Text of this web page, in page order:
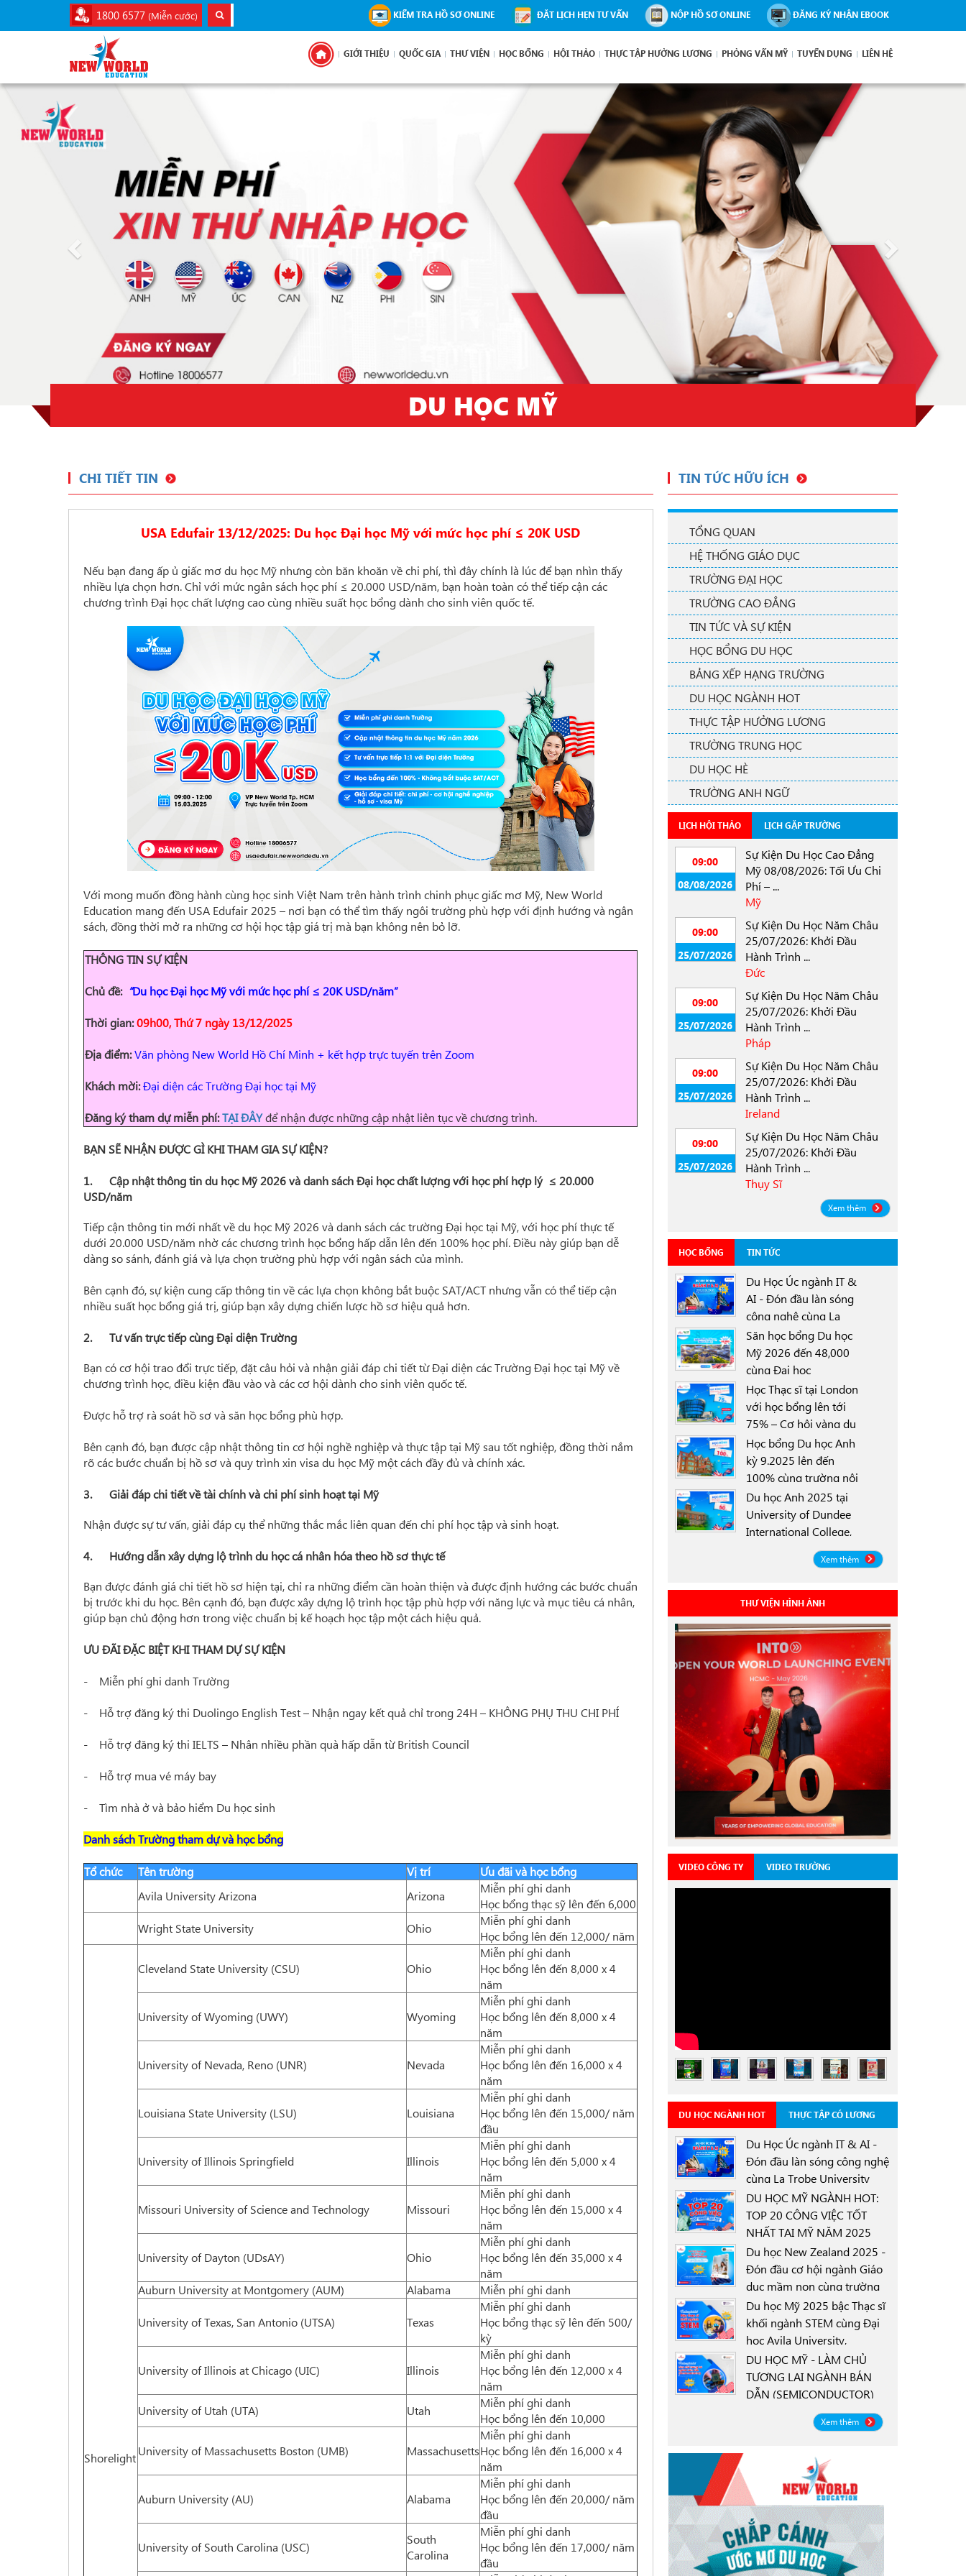
1800 6577 (Miễn cước) KIỂM TRA HỒ SƠ ONLINE ĐẶT LỊCH HẸN TƯ VẤN NỘP HỒ SƠ ONLINE ĐĂNG KÝ NHẬN EBOOK
GIỚI THIỆU QUỐC GIA THƯ VIỆN HỌC BỔNG HỘI THẢO THỰC TẬP HƯỞNG LƯƠNG PHỎNG VẤN MỸ TUYỂN DỤNG LIÊN HỆ
Previous Next
DU HỌC MỸ
CHI TIẾT TIN
USA Edufair 13/12/2025: Du học Đại học Mỹ với mức học phí ≤ 20K USD
Nếu bạn đang ấp ủ giấc mơ du học Mỹ nhưng còn băn khoăn về chi phí, thì đây chính là lúc để bạn nhìn thấy
nhiều lựa chọn hơn. Chỉ với mức ngân sách học phí ≤ 20.000 USD/năm, bạn hoàn toàn có thể tiếp cận các
chương trình Đại học chất lượng cao cùng nhiều suất học bổng dành cho sinh viên quốc tế.
Với mong muốn đồng hành cùng học sinh Việt Nam trên hành trình chinh phục giấc mơ Mỹ, New World
Education mang đến USA Edufair 2025 – nơi bạn có thể tìm thấy ngôi trường phù hợp với định hướng và ngân
sách, đồng thời mở ra những cơ hội học tập giá trị mà bạn không nên bỏ lỡ.
THÔNG TIN SỰ KIỆN
Chủ đề: “Du học Đại học Mỹ với mức học phí ≤ 20K USD/năm”
Thời gian:09h00, Thứ 7 ngày13/12/2025
Địa điểm:Văn phòng New World Hồ Chí Minh + kết hợp trực tuyến trên Zoom
Khách mời:Đại diện các Trường Đại học tại Mỹ
Đăng ký tham dự miễn phí:TẠI ĐÂYđể nhận được những cập nhật liên tục về chương trình.
BẠN SẼ NHẬN ĐƯỢC GÌ KHI THAM GIA SỰ KIỆN?
1. Cập nhật thông tin du học Mỹ 2026 và danh sách Đại học chất lượng với học phí hợp lý ≤ 20.000
USD/năm
Tiếp cận thông tin mới nhất về du học Mỹ 2026 và danh sách các trường Đại học tại Mỹ, với học phí thực tế
dưới 20.000 USD/năm nhờ các chương trình học bổng hấp dẫn lên đến 100% học phí. Điều này giúp bạn dễ
dàng so sánh, đánh giá và lựa chọn trường phù hợp với ngân sách của mình.
Bên cạnh đó, sự kiện cung cấp thông tin về các lựa chọn không bắt buộc SAT/ACT nhưng vẫn có thể tiếp cận
nhiều suất học bổng giá trị, giúp bạn xây dựng chiến lược hồ sơ hiệu quả hơn.
2. Tư vấn trực tiếp cùng Đại diện Trường
Bạn có cơ hội trao đổi trực tiếp, đặt câu hỏi và nhận giải đáp chi tiết từ Đại diện các Trường Đại học tại Mỹ về
chương trình học, điều kiện đầu vào và các cơ hội dành cho sinh viên quốc tế.
Được hỗ trợ rà soát hồ sơ và săn học bổng phù hợp.
Bên cạnh đó, bạn được cập nhật thông tin cơ hội nghề nghiệp và thực tập tại Mỹ sau tốt nghiệp, đồng thời nắm
rõ các bước chuẩn bị hồ sơ và quy trình xin visa du học Mỹ một cách đầy đủ và chính xác.
3. Giải đáp chi tiết về tài chính và chi phí sinh hoạt tại Mỹ
Nhận được sự tư vấn, giải đáp cụ thể những thắc mắc liên quan đến chi phí học tập và sinh hoạt.
4. Hướng dẫn xây dựng lộ trình du học cá nhân hóa theo hồ sơ thực tế
Bạn được đánh giá chi tiết hồ sơ hiện tại, chỉ ra những điểm cần hoàn thiện và được định hướng các bước chuẩn
bị trước khi du học. Bên cạnh đó, bạn được xây dựng lộ trình học tập phù hợp với năng lực và mục tiêu cá nhân,
giúp bạn chủ động hơn trong việc chuẩn bị kế hoạch học tập một cách hiệu quả.
ƯU ĐÃI ĐẶC BIỆT KHI THAM DỰ SỰ KIỆN
- Miễn phí ghi danh Trường
- Hỗ trợ đăng ký thi Duolingo English Test – Nhận ngay kết quả chỉ trong 24H – KHÔNG PHỤ THU CHI PHÍ
- Hỗ trợ đăng ký thi IELTS – Nhân nhiều phần quà hấp dẫn từ British Council
- Hỗ trợ mua vé máy bay
- Tìm nhà ở và bảo hiểm Du học sinh
Danh sách Trường tham dự và học bổng
Tổ chức Tên trường Vị trí
Ưu đãi và học bổng
Avila University Arizona
Arizona
Miễn phí ghi danh
Học bổng thạc sỹ lên đến 6,000
Wright State University
Ohio
Miễn phí ghi danh
Học bổng lên đến 12,000/ năm
Shorelight
Cleveland State University (CSU) Ohio
Miễn phí ghi danh
Học bổng lên đến 8,000 x 4
năm
University of Wyoming (UWY) Wyoming
Miễn phí ghi danh
Học bổng lên đến 8,000 x 4
năm
University of Nevada, Reno (UNR) Nevada
Miễn phí ghi danh
Học bổng lên đến 16,000 x 4
năm
Louisiana State University (LSU) Louisiana
Miễn phí ghi danh
Học bổng lên đến 15,000/ năm
đầu
University of Illinois Springfield Illinois
Miễn phí ghi danh
Học bổng lên đến 5,000 x 4
năm
Missouri University of Science and Technology Missouri
Miễn phí ghi danh
Học bổng lên đến 15,000 x 4
năm
University of Dayton (UDsAY) Ohio
Miễn phí ghi danh
Học bổng lên đến 35,000 x 4
năm
Auburn University at Montgomery (AUM)
Alabama Miễn phí ghi danh
University of Texas, San Antonio (UTSA) Texas
Miễn phí ghi danh
Học bổng thạc sỹ lên đến 500/
kỳ
University of Illinois at Chicago (UIC) Illinois
Miễn phí ghi danh
Học bổng lên đến 12,000 x 4
năm
University of Utah (UTA)
Utah
Miễn phí ghi danh
Học bổng lên đến 10,000
University of Massachusetts Boston (UMB) Massachusetts
Miễn phí ghi danh
Học bổng lên đến 16,000 x 4
năm
Auburn University (AU) Alabama
Miễn phí ghi danh
Học bổng lên đến 20,000/ năm
đầu
University of South Carolina (USC)
South
Carolina
Miễn phí ghi danh
Học bổng lên đến 17,000/ năm
đầu
TIN TỨC HỮU ÍCH
TỔNG QUAN
HỆ THỐNG GIÁO DỤC
TRƯỜNG ĐẠI HỌC
TRƯỜNG CAO ĐẲNG
TIN TỨC VÀ SỰ KIỆN
HỌC BỔNG DU HỌC
BẢNG XẾP HẠNG TRƯỜNG
DU HỌC NGÀNH HOT
THỰC TẬP HƯỞNG LƯƠNG
TRƯỜNG TRUNG HỌC
DU HỌC HÈ
TRƯỜNG ANH NGỮ
LỊCH HỘI THẢO LỊCH GẶP TRƯỜNG
09:00
08/08/2026
Sự Kiện Du Học Cao Đẳng
Mỹ 08/08/2026: Tối Ưu Chi
Phí – ...
Mỹ
09:00
25/07/2026
Sự Kiện Du Học Năm Châu
25/07/2026: Khởi Đầu
Hành Trình ...
Đức
09:00
25/07/2026
Sự Kiện Du Học Năm Châu
25/07/2026: Khởi Đầu
Hành Trình ...
Pháp
09:00
25/07/2026
Sự Kiện Du Học Năm Châu
25/07/2026: Khởi Đầu
Hành Trình ...
Ireland
09:00
25/07/2026
Sự Kiện Du Học Năm Châu
25/07/2026: Khởi Đầu
Hành Trình ...
Thụy Sĩ
Xem thêm
HỌC BỔNG TIN TỨC
Du Học Úc ngành IT &
AI - Đón đầu làn sóng
công nghệ cùng La
Trobe University
Sydney Campus với
học bổng 30%
Săn học bổng Du học
Mỹ 2026 đến 48,000
cùng Đại học
University of North
Texas (UNT)
Học Thạc sĩ tại London
với học bổng lên tới
75% – Cơ hội vàng du
học Anh 2025
Học bổng Du học Anh
kỳ 9.2025 lên đến
100% cùng trường nội
trú Worthgate School
Canterbury
Du học Anh 2025 tại
University of Dundee
International College,
Scotland ICD - Lộ trình
linh hoạt, học bổng
Xem thêm
THƯ VIỆN HÌNH ẢNH
VIDEO CÔNG TY VIDEO TRƯỜNG
DU HỌC NGÀNH HOT THỰC TẬP CÓ LƯƠNG
Du Học Úc ngành IT & AI -
Đón đầu làn sóng công nghệ
cùng La Trobe University
Sydney Campus với học
bổng 30%
0000-00-00
DU HỌC MỸ NGÀNH HOT:
TOP 20 CÔNG VIỆC TỐT
NHẤT TẠI MỸ NĂM 2025
Du học New Zealand 2025 -
Đón đầu cơ hội ngành Giáo
dục mầm non cùng trường
New Zealand Tertiary
College NZTC
Du học Mỹ 2025 bậc Thạc sĩ
khối ngành STEM cùng Đại
học Avila University,
Goodyear, Arizona
0000-00-00
DU HỌC MỸ - LÀM CHỦ
TƯƠNG LAI NGÀNH BÁN
DẪN (SEMICONDUCTOR)
CÙNG ĐẠI HỌC OREGON
STATE UNIVERSITY OSU
Xem thêm